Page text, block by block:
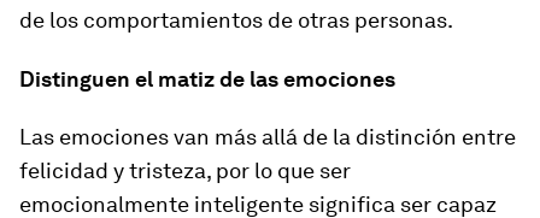
de los comportamientos de otras personas.
Distinguen el matiz de las emociones
Las emociones van más allá de la distinción entre
felicidad y tristeza, por lo que ser
emocionalmente inteligente significa ser capaz